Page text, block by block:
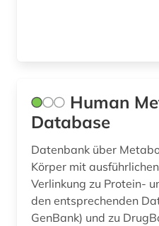
bayern (13)
bedrohte sprache (1)
beeinträchtigung (1)
Human
Database
Datenbank über
Körper mit
Verlinkung zu Protein-
den entsprechenden
GenBank) und zu